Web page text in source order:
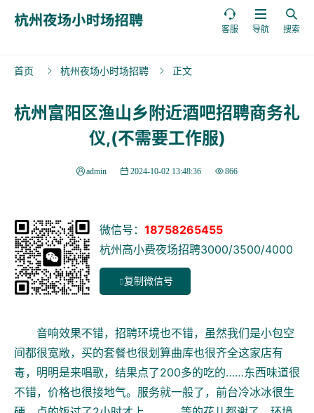

搜索

导航

客服
首页  杭州夜场小时场招聘  正文
杭州富阳区渔山乡附近酒吧招聘商务礼
仪,(不需要工作服)
admin 2024-10-02 13:48:36 866
微信号： 18758265455
杭州高小费夜场招聘3000/3500/4000
复制微信号
音响效果不错，招聘环境也不错，虽然我们是小包空
间都很宽敞，买的套餐也很划算曲库也很齐全这家店有
毒，明明是来唱歌，结果点了200多的吃的……东西味道很
不错，价格也很接地气。服务就一般了，前台冷冰冰很生